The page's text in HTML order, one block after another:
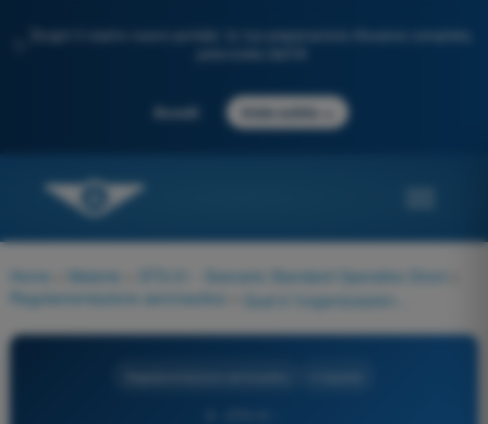
Scopri il nostro nuovo portale: la tua preparazione d'esame completa,
Accedi Inizia subito
Home Materie STS-01 - Scenario Standard Operativo Droni
Regolamentazione aeronautica